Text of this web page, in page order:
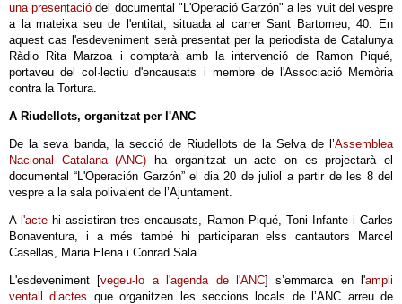
una presentació del documental "L'Operació Garzón" a les vuit del vespre
a la mateixa seu de l'entitat, situada al carrer Sant Bartomeu, 40. En
aquest cas l'esdeveniment serà presentat per la periodista de Catalunya
Ràdio Rita Marzoa i comptarà amb la intervenció de Ramon Piqué,
portaveu del col·lectiu d'encausats i membre de l'Associació Memòria
contra la Tortura.
A Riudellots, organitzat per l'ANC
De la seva banda, la secció de Riudellots de la Selva de l’Assemblea
Nacional Catalana (ANC) ha organitzat un acte on es projectarà el
documental “L'Operación Garzón” el dia 20 de juliol a partir de les 8 del
vespre a la sala polivalent de l’Ajuntament.
A l'acte hi assistiran tres encausats, Ramon Piqué, Toni Infante i Carles
Bonaventura, i a més també hi participaran elss cantautors Marcel
Casellas, Maria Elena i Conrad Sala.
L'esdeveniment [vegeu-lo a l'agenda de l'ANC] s’emmarca en l'ampli
ventall d’actes que organitzen les seccions locals de l’ANC arreu de